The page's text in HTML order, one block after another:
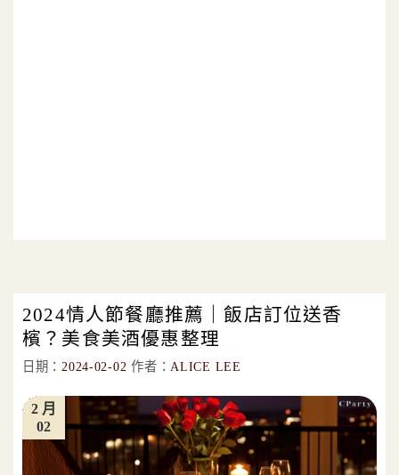
2024情人節餐廳推薦｜飯店訂位送香
檳？美食美酒優惠整理
日期：2024-02-02 作者：ALICE LEE
02
2 月